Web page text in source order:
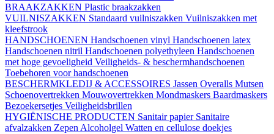
BRAAKZAKKEN Plastic braakzakken
VUILNISZAKKEN Standaard vuilniszakken Vuilniszakken met
kleefstrook
HANDSCHOENEN Handschoenen vinyl Handschoenen latex
Handschoenen nitril Handschoenen polyethyleen Handschoenen
met hoge gevoeligheid Veiligheids- & beschermhandschoenen
Toebehoren voor handschoenen
BESCHERMKLEDIJ & ACCESSOIRES Jassen Overalls Mutsen
Schoenovertrekken Mouwovertrekken Mondmaskers Baardmaskers
Bezoekersetjes Veiligheidsbrillen
HYGIËNISCHE PRODUCTEN Sanitair papier Sanitaire
afvalzakken Zepen Alcoholgel Watten en cellulose doekjes